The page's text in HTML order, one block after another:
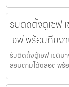
รับติดตั้งตู้เซฟ
เซฟ พร้อมทีมง
รับติดตั้งตู้เซฟ เขตบ
สอบถามได้ตลอด พร้